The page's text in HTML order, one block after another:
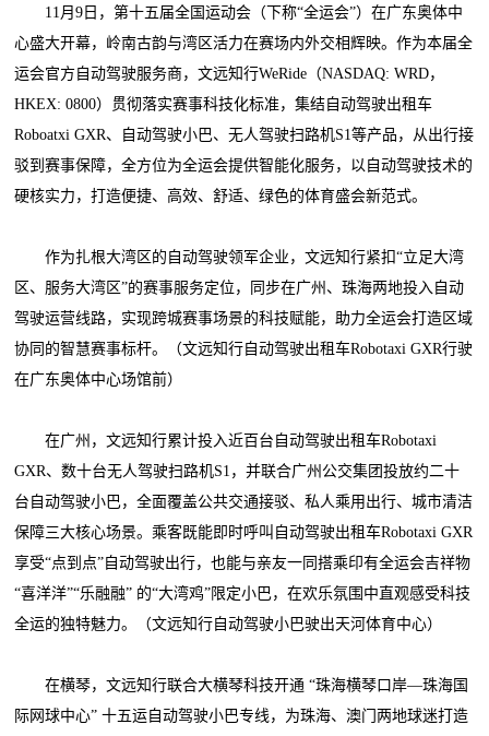
11月9日，第十五届全国运动会（下称“全运会”）在广东奥体中
心盛大开幕，岭南古韵与湾区活力在赛场内外交相辉映。作为本届全
运会官方自动驾驶服务商，文远知行WeRide（NASDAQ: WRD，
HKEX: 0800）贯彻落实赛事科技化标准，集结自动驾驶出租车
Roboatxi GXR、自动驾驶小巴、无人驾驶扫路机S1等产品，从出行接
驳到赛事保障，全方位为全运会提供智能化服务，以自动驾驶技术的
硬核实力，打造便捷、高效、舒适、绿色的体育盛会新范式。
作为扎根大湾区的自动驾驶领军企业，文远知行紧扣“立足大湾
区、服务大湾区”的赛事服务定位，同步在广州、珠海两地投入自动
驾驶运营线路，实现跨城赛事场景的科技赋能，助力全运会打造区域
协同的智慧赛事标杆。（文远知行自动驾驶出租车Robotaxi GXR行驶
在广东奥体中心场馆前）
在广州，文远知行累计投入近百台自动驾驶出租车Robotaxi
GXR、数十台无人驾驶扫路机S1，并联合广州公交集团投放约二十
台自动驾驶小巴，全面覆盖公共交通接驳、私人乘用出行、城市清洁
保障三大核心场景。乘客既能即时呼叫自动驾驶出租车Robotaxi GXR
享受“点到点”自动驾驶出行，也能与亲友一同搭乘印有全运会吉祥物
“喜洋洋”“乐融融” 的“大湾鸡”限定小巴，在欢乐氛围中直观感受科技
全运的独特魅力。（文远知行自动驾驶小巴驶出天河体育中心）
在横琴，文远知行联合大横琴科技开通 “珠海横琴口岸—珠海国
际网球中心” 十五运自动驾驶小巴专线，为珠海、澳门两地球迷打造